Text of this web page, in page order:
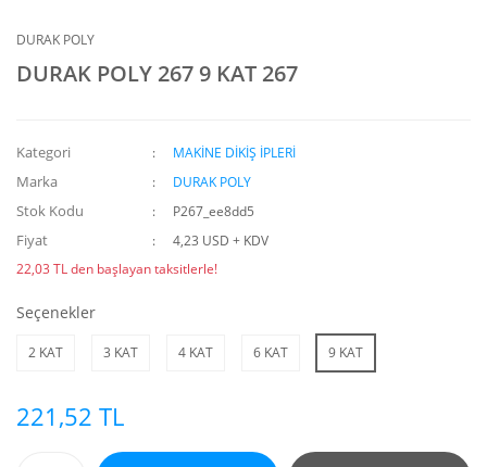
DURAK POLY
DURAK POLY 267 9 KAT 267
Kategori MAKİNE DİKİŞ İPLERİ
Marka DURAK POLY
Stok Kodu P267_ee8dd5
Fiyat
4,23 USD + KDV
22,03 TL den başlayan taksitlerle!
Seçenekler
2 KAT 3 KAT 4 KAT 6 KAT 9 KAT
221,52 TL